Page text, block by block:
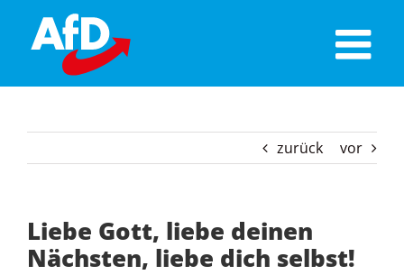
content
zurück vor
Liebe Gott, liebe deinen
Nächsten, liebe dich selbst!